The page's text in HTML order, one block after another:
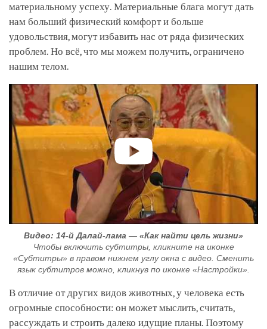
материальному успеху. Материальные блага могут дать
нам больший физический комфорт и больше
удовольствия, могут избавить нас от ряда физических
проблем. Но всё, что мы можем получить, ограничено
нашим телом.
Видео: 14-й Далай-лама — «Как найти цель жизни»
Чтобы включить субтитры, кликните на иконке
«Субтитры» в правом нижнем углу окна с видео. Сменить
язык субтитров можно, кликнув по иконке «Настройки».
В отличие от других видов животных, у человека есть
огромные способности: он может мыслить, считать,
рассуждать и строить далеко идущие планы. Поэтому